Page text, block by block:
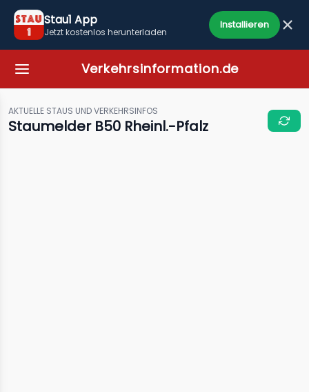
Stau1 App
Jetzt kostenlos herunterladen
Installieren
Verkehrsinformation.de
AKTUELLE STAUS UND VERKEHRSINFOS
Staumelder B50 Rheinl.-Pfalz